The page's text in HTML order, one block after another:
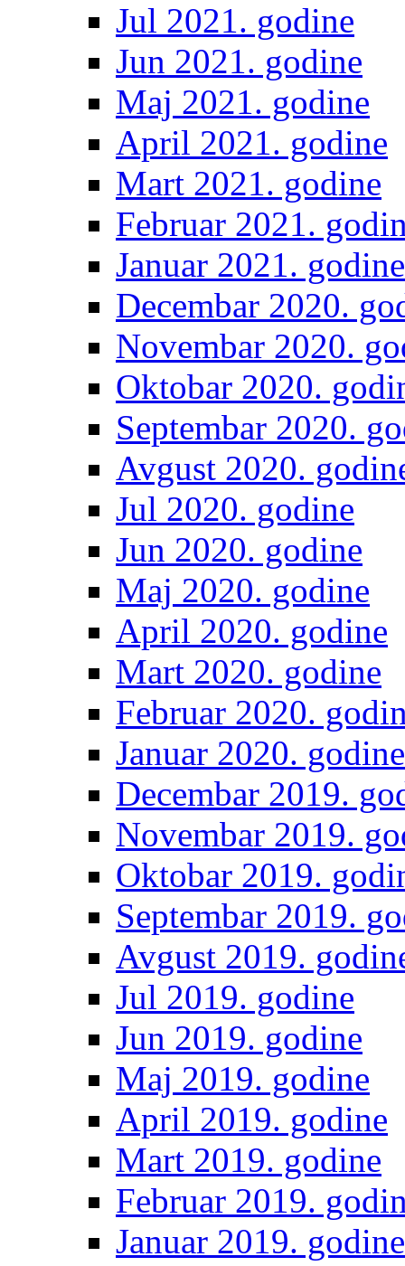
Jul 2021. godine
Jun 2021. godine
Maj 2021. godine
April 2021. godine
Mart 2021. godine
Februar 2021.
Januar 2021. godine
Decembar 2020.
Novembar 2020.
Oktobar 2020.
Septembar 2020.
Avgust 2020.
Jul 2020. godine
Jun 2020. godine
Maj 2020. godine
April 2020. godine
Mart 2020. godine
Februar 2020.
Januar 2020. godine
Decembar 2019.
Novembar 2019.
Oktobar 2019.
Septembar 2019.
Avgust 2019.
Jul 2019. godine
Jun 2019. godine
Maj 2019. godine
April 2019. godine
Mart 2019. godine
Februar 2019.
Januar 2019. godine